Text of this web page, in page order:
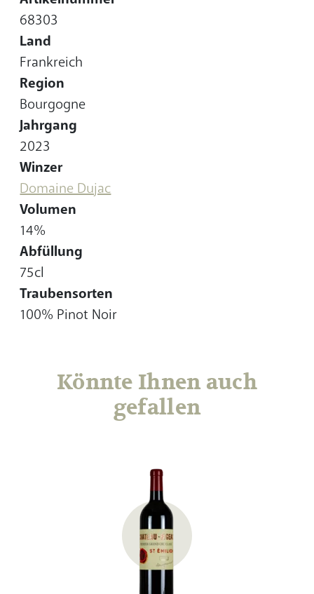
68303
Land
Frankreich
Region
Bourgogne
Jahrgang
2023
Winzer
Domaine Dujac
Volumen
14%
Abfüllung
75cl
Traubensorten
100% Pinot Noir
Könnte Ihnen auch
gefallen